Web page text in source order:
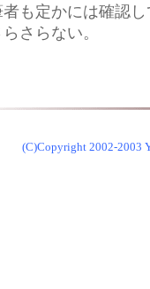
も定かには確認し
さらない。
(C)Copyright 2002-2003